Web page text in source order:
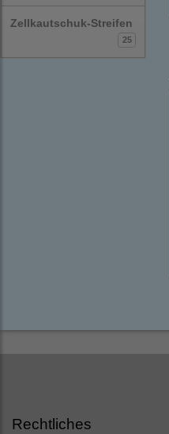
Zellkautschuk-Streifen
25
Rechtliches